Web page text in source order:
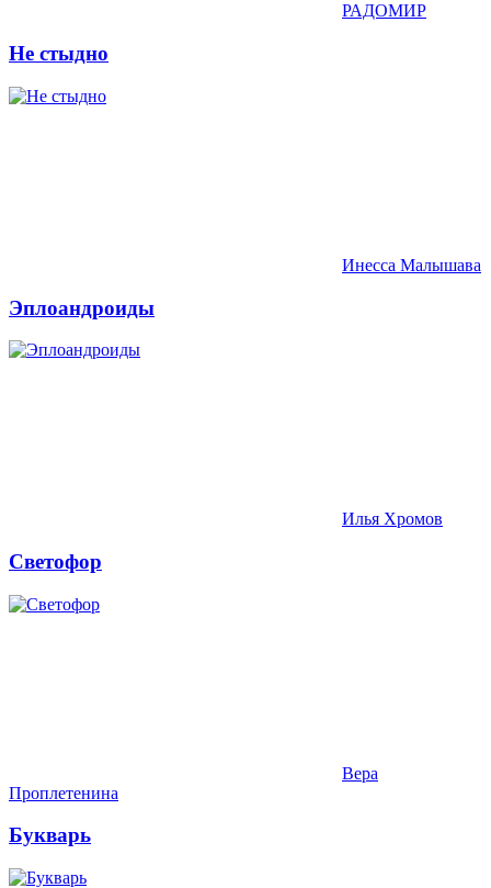
РАДОМИР
Не стыдно
Инесса Малышава
Эплоандроиды
Илья Хромов
Светофор
Вера
Проплетенина
Букварь